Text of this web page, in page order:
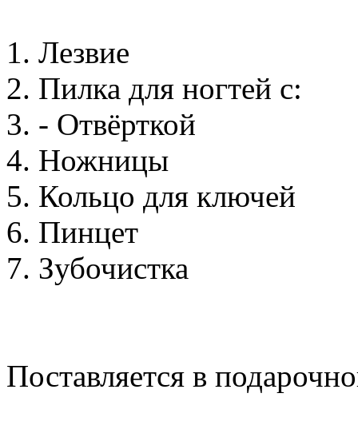
1. Лезвие
2. Пилка для ногтей с:
3. - Отвёрткой
4. Ножницы
5. Кольцо для ключей
6. Пинцет
7. Зубочистка
Поставляется в